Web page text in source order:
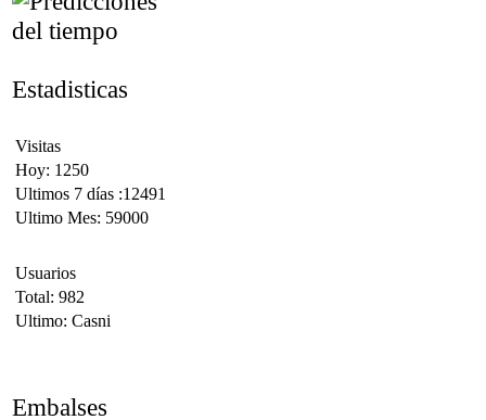
Estadisticas
Visitas
Hoy: 1250
Ultimos 7 días :12491
Ultimo Mes: 59000
Usuarios
Total: 982
Ultimo: Casni
Embalses